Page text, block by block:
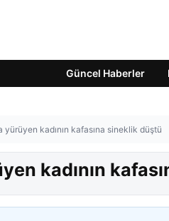
Güncel Haberler
yürüyen kadının kafasına sineklik düştü
kadının